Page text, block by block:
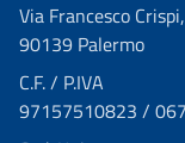
Via Francesco
90139 Palermo
C.F. / P.IVA
97157510823 /